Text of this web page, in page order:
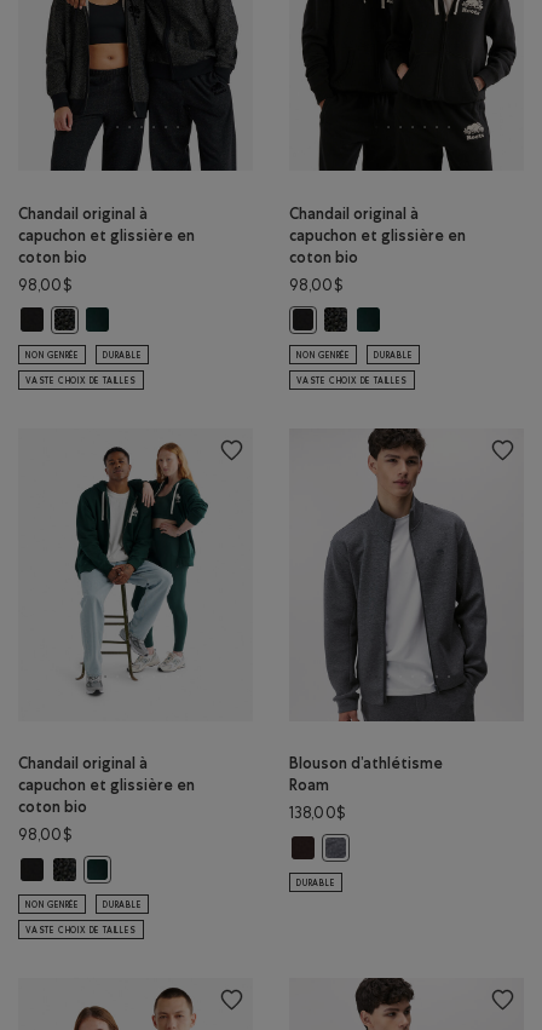
Chandail original à
capuchon et glissière en
coton bio
98,00$
Chandail original à capuchon et glissière en coton bio: NOIR Couleur
Chandail original à capuchon et glissière en coton bio: POIVRE
Chandail original à capuchon et glissière en coton bio: VARSITY
NON GENRÉE DURABLE
VASTE CHOIX DE TAILLES
Chandail original à
capuchon et glissière en
coton bio
98,00$
Chandail original à capuchon et
Chandail original à capuchon
NON GENRÉE DURABLE
VASTE CHOIX DE TAILLES
Chandail original à
capuchon et glissière en
coton bio
98,00$
Chandail original à capuchon et glissière en coton bio: NOIR Couleur
Chandail original à capuchon et glissière en coton bio: POIVRE
NON GENRÉE DURABLE
VASTE CHOIX DE TAILLES
Blouson d’athlétisme
Roam
138,00$
Blouson d’athlétisme Roam: CAFÉ
Blouson d’athlétisme Roam:
DURABLE